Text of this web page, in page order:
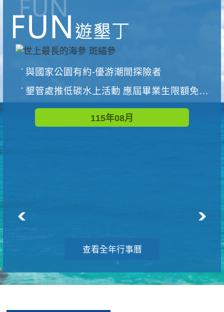
與國家公園有約-優游潮間探險者
墾管處推低碳水上活動 應屆畢業生限額免費參加
115年08月
查看全年行事曆